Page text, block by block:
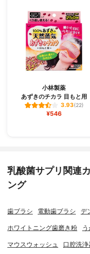
小林製薬
あずきのチカラ 目もと用
3.93(22)
¥546
乳酸菌サプリ関連
ング
歯ブラシ 電動歯ブラシ デ
ホワイトニング歯磨き粉
マウスウォッシュ 口腔洗浄